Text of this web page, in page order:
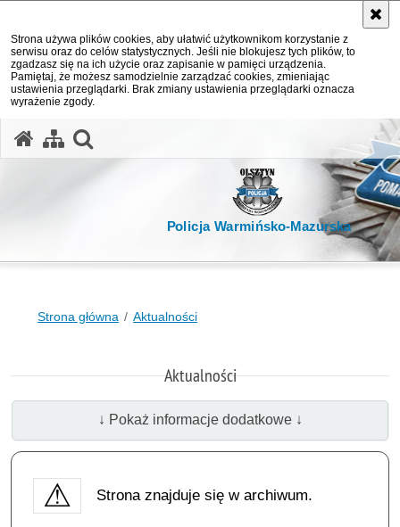
Strona używa plików cookies, aby ułatwić użytkownikom korzystanie z
serwisu oraz do celów statystycznych. Jeśli nie blokujesz tych plików, to
zgadzasz się na ich użycie oraz zapisanie w pamięci urządzenia.
Pamiętaj, że możesz samodzielnie zarządzać cookies, zmieniając
ustawienia przeglądarki. Brak zmiany ustawienia przeglądarki oznacza
wyrażenie zgody.
Policja Warmińsko-Mazurska
Strona główna Aktualności
Aktualności
↓ Pokaż informacje dodatkowe ↓
Strona znajduje się w archiwum.